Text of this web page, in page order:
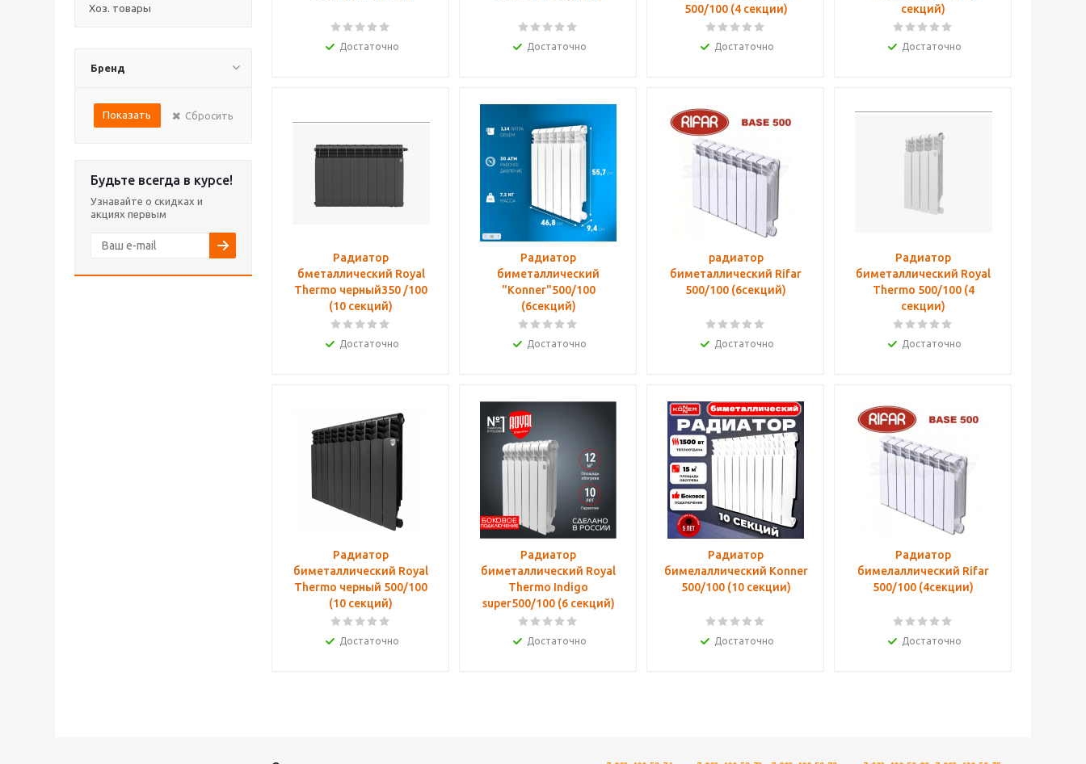
Хоз. товары
Бренд
Сбросить
Будьте всегда в курсе!
Узнавайте о скидках и
акциях первым
Достаточно Достаточно
500/100 (4 секции)
Достаточно
секций)
Достаточно
Радиатор
бметаллический Royal
Thermo черный350 /100
(10 секций)
Достаточно
Радиатор
биметаллический
"Konner"500/100
(6секций)
Достаточно
радиатор
биметаллический Rifar
500/100 (6cекций)
Достаточно
Радиатор
биметаллический Royal
Thermo 500/100 (4
секции)
Достаточно
Радиатор
биметаллический Royal
Thermo черный 500/100
(10 секций)
Достаточно
Радиатор
биметаллический Royal
Thermo Indigo
super500/100 (6 секций)
Достаточно
Радиатор
бимелаллический Konner
500/100 (10 секции)
Достаточно
Радиатор
бимелаллический Rifar
500/100 (4секции)
Достаточно